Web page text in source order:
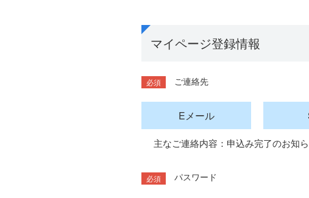
第3条 ご連絡先(認証用ID)およびパ
１．契約者は、ご連絡先（メールアド
合を除き、その賠償責任を負わないもの
停止することがあります。
３．パスワード等につき、失念した場
定の手続きを直ちにとるものとします。
第4条 サービス利用時の意思確認
マイページ登録情報
ご連絡先
Eメール
主なご連絡内容：申込み完了のお知
パスワード